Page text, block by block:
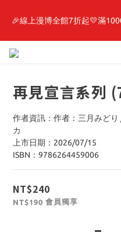
最新開賣🔥「全
🎉線上漫博全館7折起💛滿
【抽籤堂】 影之強者、你又
最新開賣🔥「全
再見宣言系列
作者資訊：作者：三月みど
カ
上市日期：2026/07/15
ISBN：9786264459006
NT$240
NT$190 會員獨享